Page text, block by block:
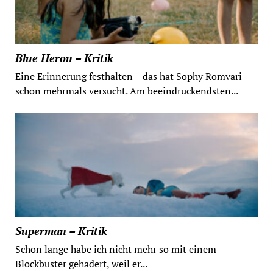
Blue Heron – Kritik
Eine Erinnerung festhalten – das hat Sophy Romvari
schon mehrmals versucht. Am beeindruckendsten...
Superman – Kritik
Schon lange habe ich nicht mehr so mit einem
Blockbuster gehadert, weil er...